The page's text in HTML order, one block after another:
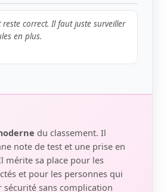
correct. Il faut juste surveiller
en plus.
du classement. Il
note de test et une prise en
mérite sa place pour les
et pour les personnes qui
sans complication